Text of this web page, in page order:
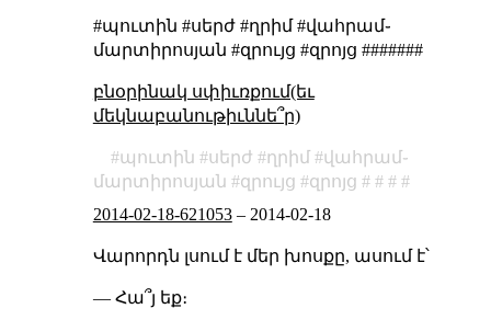
#պուտին #սերժ #ղրիմ #վահրամ֊
մարտիրոսյան #զրույց #զրոյց #######
բնօրինակ սփիւռքում(եւ
մեկնաբանութիւննե՞ր)
պուտին սերժ ղրիմ
վահրամ֊
մարտիրոսյան
զրույց
զրոյց
2014-02-18-621053– 2014-02-18
Վարորդն լսում է մեր խոսքը, ասում է՝
— Հա՞յ եք։